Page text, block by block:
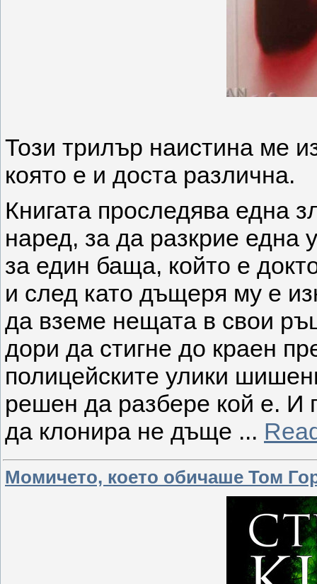
Този трилър наистина ме
която е и доста различна.
Книгата проследява една
наред, за да разкрие една
за един баща, който е
и след като дъщеря му е
да вземе нещата в свои
дори да стигне до краен
полицейските улики
решен да разбере кой е. И
да клонира не дъще ...
Момичето, което обичаше Том